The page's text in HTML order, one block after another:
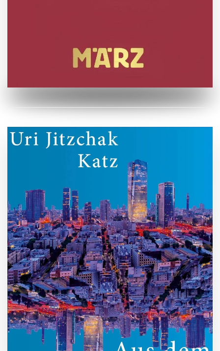
ZUM BUCH